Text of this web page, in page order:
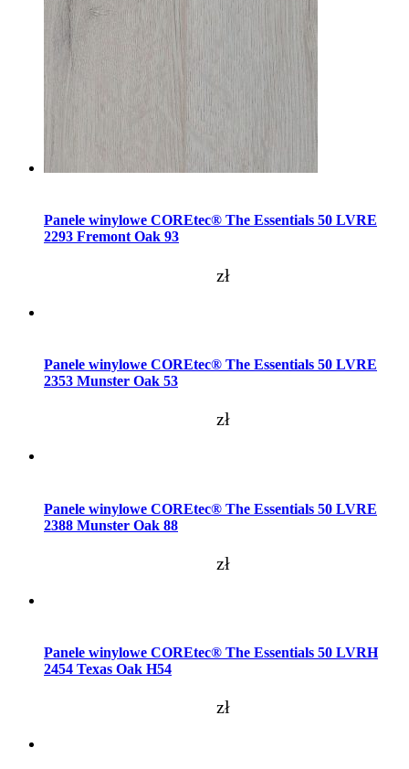
Panele winylowe COREtec® The Essentials 50 LVRE
2293 Fremont Oak 93
zł
Panele winylowe COREtec® The Essentials 50 LVRE
2353 Munster Oak 53
zł
Panele winylowe COREtec® The Essentials 50 LVRE
2388 Munster Oak 88
zł
Panele winylowe COREtec® The Essentials 50 LVRH
2454 Texas Oak H54
zł